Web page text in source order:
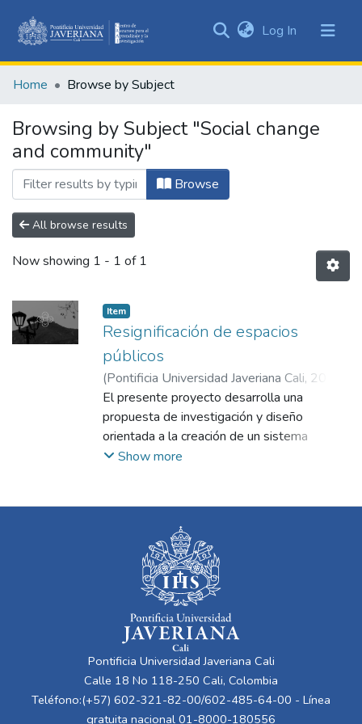
&
All of DSpace
Log In (current)
Home Browse by Subject
Browsing by Subject "Social change
and community"
Browse
All browse results
Now showing 1 - 1 of 1
Item
Resignificación de espacios
públicos
(Pontificia Universidad Javeriana Cali, 2017
Botero Gómez, Juan David;Arboleda
Aparicio, Fernando
El presente proyecto desarrolla una
propuesta de investigación y diseño
orientada a la creación de un sistema
interdisciplinar de intervención del espacio
el acercamiento directo con las personas, se
plantea una intervención en el Parque
Artesanal La Loma de la Cruz que fomente
la participación comunitaria, la educación
ciudadana y la resignificación del valor del
espacio público.
La propuesta integra saberes provenientes
de distintas disciplinas y se apoya en
metodologías de diseño participativo,
donde la comunidad actúa como agente
Show more
Pontificia Universidad Javeriana Cali
Calle 18 No 118-250 Cali, Colombia
Teléfono:(+57) 602-321-82-00/602-485-64-00 - Línea
gratuita nacional 01-8000-180556